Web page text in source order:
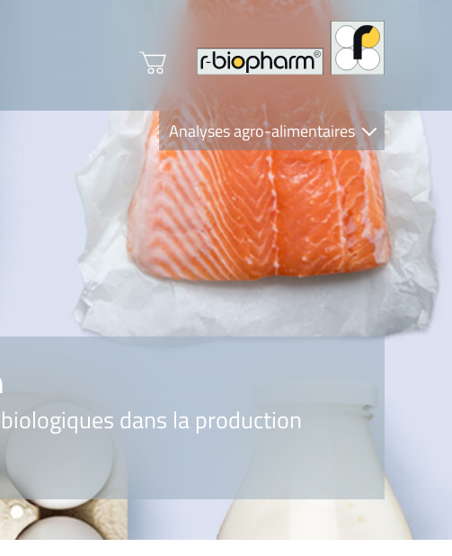
Analyses agro-alimentaires
Diagnostics
R-Biopharm AG
Nutrition Care
dans la production